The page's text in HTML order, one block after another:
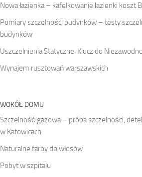
Nowa łazienka – kafelkowanie łazienki koszt
Pomiary szczelności budynków – testy
budynków
Uszczelnienia Statyczne: Klucz do
Wynajem rusztowań warszawskich
WOKÓŁ DOMU
Szczelność gazowa – próba szczelności,
w Katowicach
Naturalne farby do włosów
Pobyt w szpitalu